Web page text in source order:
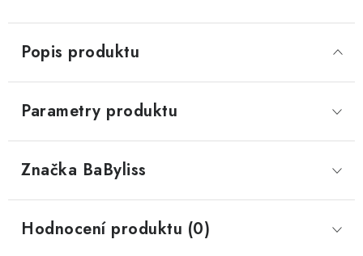
Popis produktu
Parametry produktu
Značka BaByliss
Hodnocení produktu (0)